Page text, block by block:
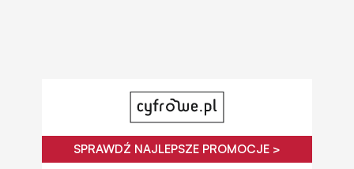
SPRAWDŹ NAJLEPSZE PROMOCJE >